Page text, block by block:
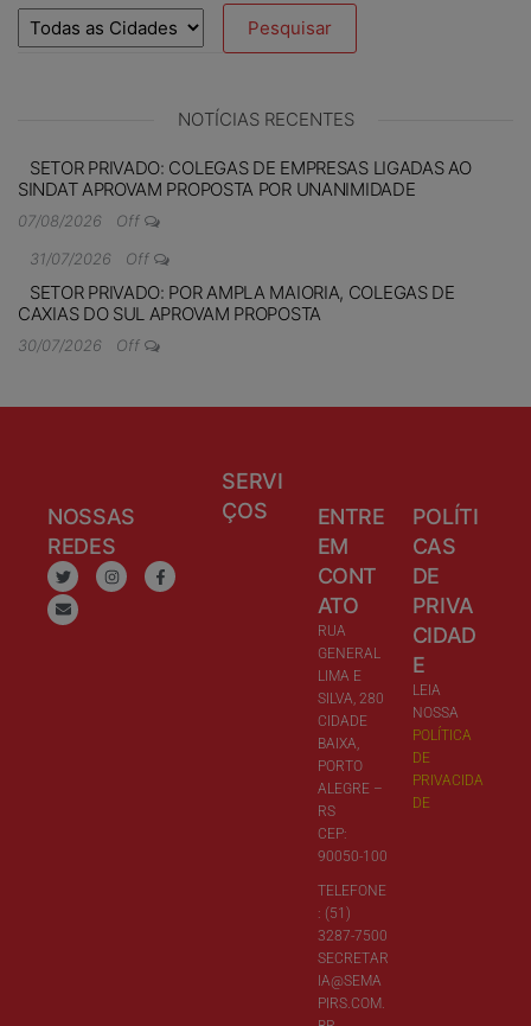
NOTÍCIAS RECENTES
SETOR PRIVADO: COLEGAS DE EMPRESAS LIGADAS AO
SINDAT APROVAM PROPOSTA POR UNANIMIDADE
07/08/2026
Off
31/07/2026
Off
SETOR PRIVADO: POR AMPLA MAIORIA, COLEGAS DE
CAXIAS DO SUL APROVAM PROPOSTA
30/07/2026 Off
NOSSAS
REDES
SERVI
ÇOS
ENTRE
EM
CONT
ATO
RUA
GENERAL
LIMA E
SILVA, 280
CIDADE
BAIXA,
PORTO
ALEGRE –
RS
CEP:
90050-100
TELEFONE
: (51)
3287-7500
SECRETAR
IA@SEMA
PIRS.COM.
POLÍTI
CAS
DE
PRIVA
CIDAD
E
LEIA
NOSSA
POLÍTICA
DE
PRIVACIDA
DE